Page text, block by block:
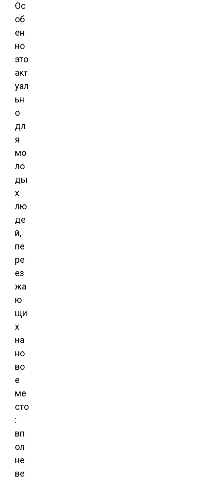
Ос
об
ен
но
это
акт
уал
ьн
о
дл
я
мо
ло
ды
х
лю
де
й,
пе
ре
ез
жа
ю
щи
х
на
но
во
е
ме
сто
:
вп
ол
не
ве